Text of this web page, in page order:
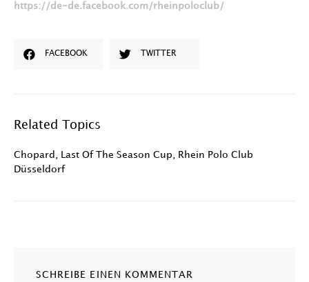
https://de-de.facebook.com/rheinpoloclub/
FACEBOOK TWITTER
Related Topics
Chopard Last Of The Season Cup
Rhein Polo Club
Düsseldorf
SCHREIBE EINEN KOMMENTAR